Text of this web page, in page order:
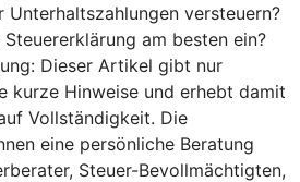
Unterhaltszahlungen versteuern?
am besten ein?
Dieser Artikel gibt nur
kurze Hinweise und erhebt damit
Vollständigkeit. Die
eine persönliche Beratung
Steuer-Bevollmächtigten,